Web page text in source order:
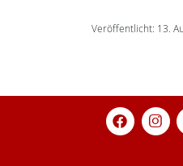
Veröffentlicht: 13.